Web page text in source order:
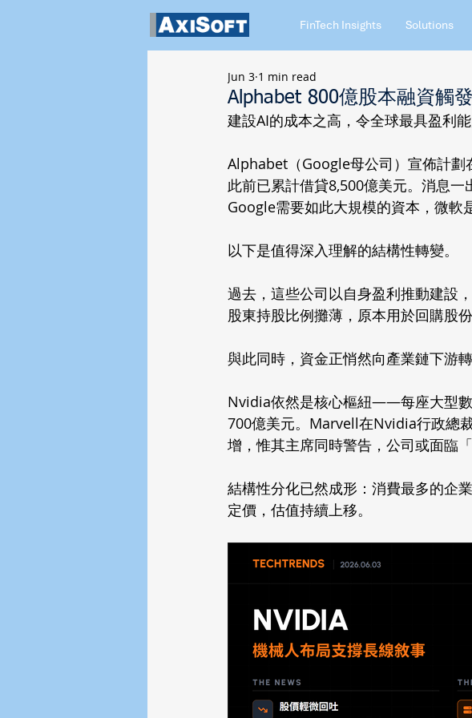
FinTech Insights Solutions
Alphabet 800億股本融資觸
Jun 3 1 min read
建設AI的成本之高，令全球最具盈利
Alphabet（Google母公司）宣佈計
此前已累計借貸8,500億美元。消息
Google需要如此大規模的資本，微軟
以下是值得深入理解的結構性轉變。
過去，這些公司以自身盈利推動建設
股東持股比例攤薄，原本用於回購股
與此同時，資金正悄然向產業鏈下游轉
Nvidia依然是核心樞紐——每座大型
700億美元。Marvell在Nvidia行政總
增，惟其主席同時警告，公司或面臨
結構性分化已然成形：消費最多的企
定價，估值持續上移。